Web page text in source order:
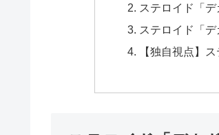
ステロイド「
ステロイド「
【独自視点】